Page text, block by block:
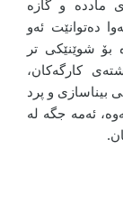
ماددە و گازە
دەتوانێت ئەو
بۆ شوێنێکی تر
کارگەکان،
بیناسازی و پرد
ئەمە جگە لە